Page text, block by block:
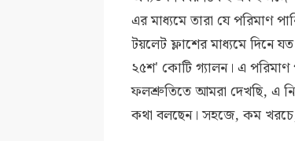
এর মাধ্যমে তারা যে পরিমাণ
টয়লেট ফ্লাশের মাধ্যমে দিনে
২৫শ' কোটি গ্যালন। এ পরিমাণ
ফলশ্রুতিতে আমরা দেখছি, এ
কথা বলছেন। সহজে, কম খরচে,